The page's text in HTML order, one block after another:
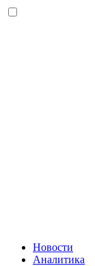
Новости
Аналитика